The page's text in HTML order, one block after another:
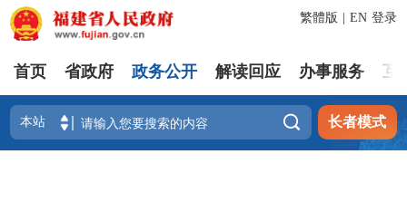
登录
繁體版 EN
首页 省政府 政务公开 解读回应 办事服务 互
 长者模式